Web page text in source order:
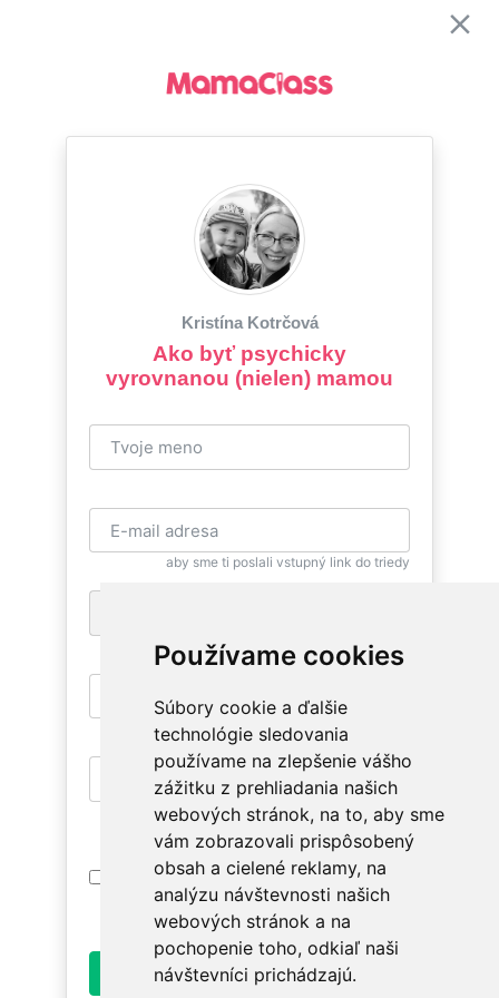
Používame cookies
Súbory cookie a ďalšie
technológie sledovania
používame na zlepšenie vášho
zážitku z prehliadania našich
webových stránok, na to, aby sme
vám zobrazovali prispôsobený
obsah a cielené reklamy, na
analýzu návštevnosti našich
webových stránok a na
pochopenie toho, odkiaľ naši
návštevníci prichádzajú.
Kristína Kotrčová
Ako byť psychicky
vyrovnanou (nielen) mamou
aby sme ti poslali vstupný link do triedy
pre zaslanie bezplatnej SMS pripomienky
aby si sa mohla znovu vrátiť
aby si mala prístup na relevantné triedy
Prihlásením súhlasím sPodmienkami
Používania. Oboznám sa prosím ako
spracúvame údaje v
Ochrane osobných údajov
Odoslať